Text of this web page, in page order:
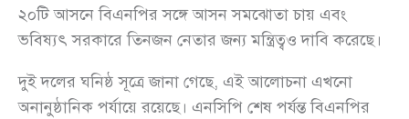
২০টি আসনে বিএনপির সঙ্গে আসন সমঝোতা চায় এবং
ভবিষ্যৎ সরকারে তিনজন নেতার জন্য মন্ত্রিত্বও দাবি করেছে।
দুই দলের ঘনিষ্ঠ সূত্রে জানা গেছে, এই আলোচনা এখনো
অনানুষ্ঠানিক পর্যায়ে রয়েছে। এনসিপি শেষ পর্যন্ত বিএনপির